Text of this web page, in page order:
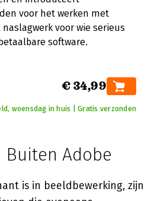
voor het werken met
voor wie serieus
software.
€ 34,99
woensdag in huis | Gratis verzonden
Adobe
is in beeldbewerking, zijn